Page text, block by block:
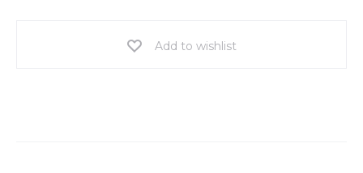
Add to wishlist